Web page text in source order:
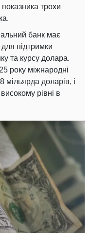
трохи
банк має
для підтримки
та курсу долара.
року міжнародні
мільярда доларів, і
рівні в